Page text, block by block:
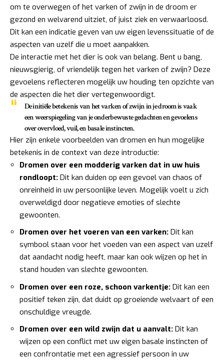
om te overwegen of het varken of zwijn in de droom er
gezond en welvarend uitziet, of juist ziek en verwaarloosd.
Dit kan een indicatie geven van uw eigen levenssituatie of de
aspecten van uzelf die u moet aanpakken.
De interactie met het dier is ook van belang. Bent u bang,
nieuwsgierig, of vriendelijk tegen het varken of zwijn? Deze
gevoelens reflecteren mogelijk uw houding ten opzichte van
de aspecten die het dier vertegenwoordigt.
De initiële betekenis van het varken of zwijn in je droom is vaak
een weerspiegeling van je onderbewuste gedachten en gevoelens
over overvloed, vuil, en basale instincten.
Hier zijn enkele voorbeelden van dromen en hun mogelijke
betekenis in de context van deze introductie:
Dromen over een modderig varken dat in uw huis
rondloopt: Dit kan duiden op een gevoel van chaos of
onreinheid in uw persoonlijke leven. Mogelijk voelt u zich
overweldigd door negatieve emoties of slechte
gewoonten.
Dromen over het voeren van een varken: Dit kan
symbool staan voor het voeden van een aspect van uzelf
dat aandacht nodig heeft, maar kan ook wijzen op het in
stand houden van slechte gewoonten.
Dromen over een roze, schoon varkentje: Dit kan een
positief teken zijn, dat duidt op groeiende welvaart of een
onschuldige vreugde.
Dromen over een wild zwijn dat u aanvalt: Dit kan
wijzen op een conflict met uw eigen basale instincten of
een confrontatie met een agressief persoon in uw